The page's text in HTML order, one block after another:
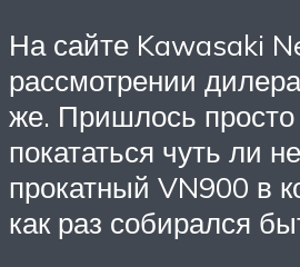
На сайте Kawasaki
рассмотрении
же. Пришлось просто
покататься чуть ли
прокатный VN900 в
как раз собирался